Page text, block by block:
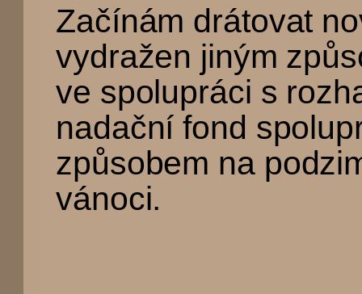
Začínám drátovat
vydražen jiným
ve spolupráci s
nadační fond
způsobem na
vánoci.